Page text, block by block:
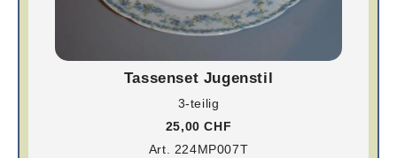
Tassenset Jugenstil
3-teilig
25,00 CHF
Art. 224MP007T